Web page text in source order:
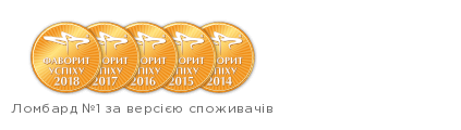
Ломбард №1 за версією споживачів